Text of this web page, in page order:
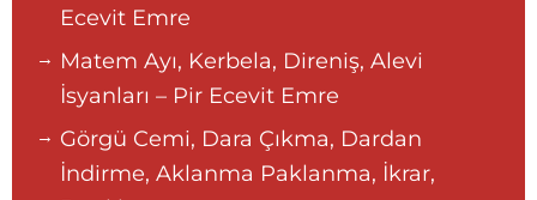
Ecevit Emre
Matem Ayı, Kerbela, Direniş, Alevi
İsyanları – Pir Ecevit Emre
Görgü Cemi, Dara Çıkma, Dardan
İndirme, Aklanma Paklanma, İkrar,